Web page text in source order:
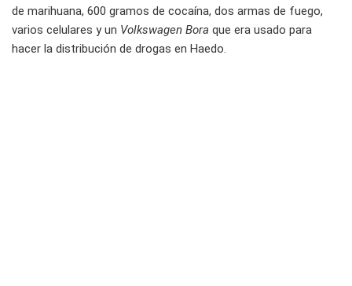
de marihuana, 600 gramos de cocaína, dos armas de fuego,
varios celulares y un Volkswagen Bora que era usado para
hacer la distribución de drogas en Haedo.